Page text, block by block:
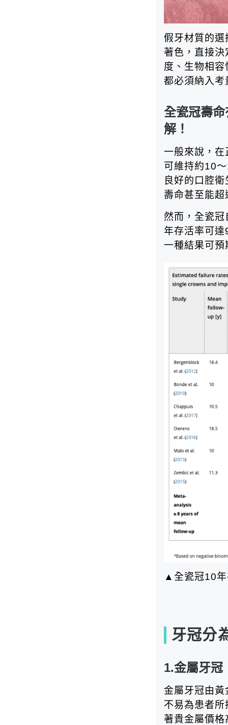
假牙材質的
著色，直接
度、生物相
都必須納入
全瓷冠壽
解！
一般來說，
可維持約10
良好的口腔
壽命甚至能
然而，全瓷
年存活率可
一種結果可
▲全瓷冠10
牙冠分
1.金屬牙冠
金屬牙冠由
不易為患者
著貴金屬價